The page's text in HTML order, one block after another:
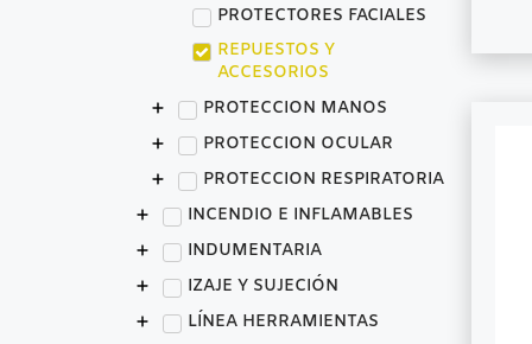
PROTECTORES FACIALES
REPUESTOS Y
ACCESORIOS
PROTECCION MANOS
PROTECCION OCULAR
PROTECCION RESPIRATORIA
INCENDIO E INFLAMABLES
INDUMENTARIA
IZAJE Y SUJECIÓN
LÍNEA HERRAMIENTAS